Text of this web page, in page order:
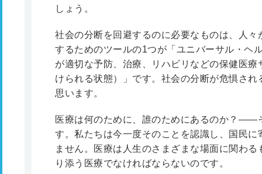
しょう。
社会の分断を回避するのに必要なものは、人
するためのツールの1つが「ユニバーサル・ヘ
が適切な予防、治療、リハビリなどの保健医
けられる状態）」です。社会の分断が危惧さ
思います。
医療は何のために、誰のためにあるのか？――
す。私たちは今一度そのことを認識し、国民
ません。医療は人生のさまざまな場面に関わ
り添う医療でなければならないのです。